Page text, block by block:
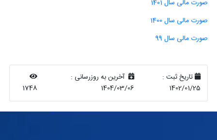
صورت مالی سال 1401
صورت مالی سال 1400
صورت مالی سال 99
تاریخ ثبت :
1402/01/25
آخرین به روزرسانی :
1404/03/06
1748